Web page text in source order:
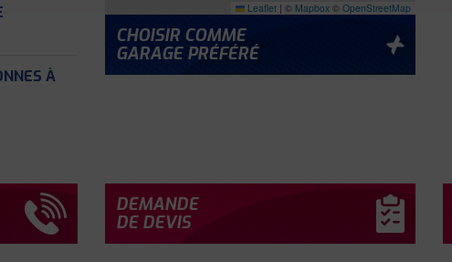
À
Leaflet | © Mapbox © OpenStreetMap
CHOISIR COMME
GARAGE PRÉFÉRÉ
DEMANDE
DE DEVIS